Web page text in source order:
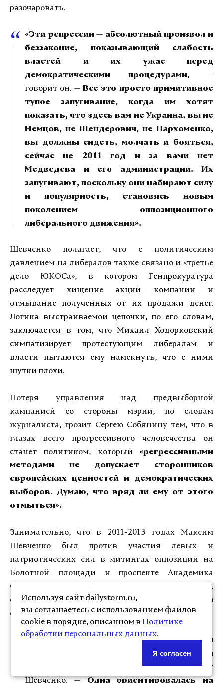
Используя сайт dailystorm.ru,
вы соглашаетесь с использованием файлов
cookie в порядке, описанном в Политике
обработки персональных данных.
Я согласен
разочаровать.
«Эти репрессии — абсолютный произвол и
беззаконие, показывающий слабость
властей и их ужас перед
демократическими процедурами, —
говорит он. — Все это просто примитивное
тупое запугивание, когда им хотят
показать, что здесь вам не Украина, вы не
Немцов, не Шендерович, не Пархоменко,
вы должны сидеть, молчать и бояться,
сейчас не 2011 год и за вами нет
Медведева и его администрации. Их
запугивают, поскольку они набирают силу
и популярность, становясь новым
поколением оппозиционного
либерального движения».
Шевченко полагает, что с политическим
давлением на либералов также связано и «третье
дело ЮКОСа», в котором Генпрокуратура
расследует хищение акций компании и
отмывание полученных от их продажи денег.
Логика выстраиваемой цепочки, по его словам,
заключается в том, что Михаил Ходорковский
симпатизирует протестующим либералам и
власти пытаются ему намекнуть, что с ними
шутки плохи.
Потеря управления над предвыборной
кампанией со стороны мэрии, по словам
журналиста, грозит Сергею Собянину тем, что в
глазах всего прогрессивного человечества он
станет политиком, который «регрессивными
методами не допускает сторонников
европейских ценностей и демократических
выборов. Думаю, что вряд ли ему от этого
отмыться».
Занимательно, что в 2011-2013 годах Максим
Шевченко был против участия левых и
патриотических сил в митингах оппозиции на
Болотной площади и проспекте Академика
Сахарова. Сегодня же он встает на сторону тех
самых либералов, которые были одной из
основных ведущих сил протеста.
«Те протесты для меня были очевидной
конфликтной ситуацией между двумя
— рассказывает
Шевченко. —Одна ориентировалась на